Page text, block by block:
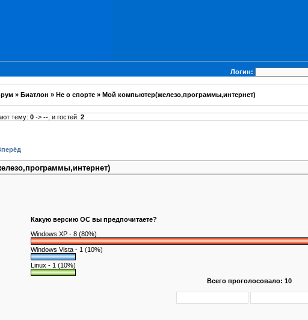
Логин:
» Биатлон » Не о спорте » Мой компьютер(железо,программы,интернет)
тему: 0 -> -- , и гостей: 2
Какую версию ОС вы предпочитаете?
Windows XP - 8 (80%)
Windows Vista - 1 (10%)
Linux - 1 (10%)
Всего проголосовало: 10